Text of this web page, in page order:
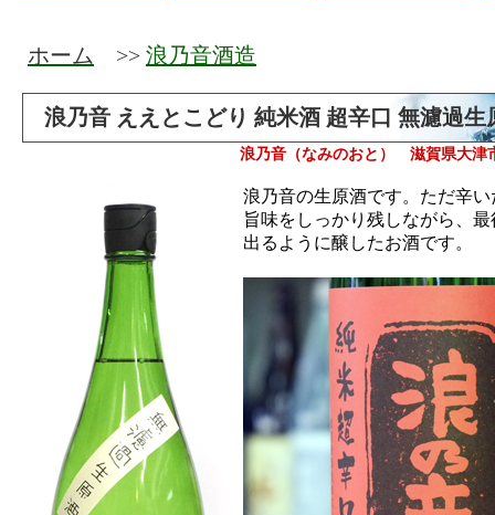
ホーム >> 浪乃音酒造
浪乃音 ええとこどり 純米酒 超辛口 無濾過生
浪乃音（なみのおと） 滋賀県大
浪乃音の生原酒です。ただ辛
旨味をしっかり残しながら、
出るように醸したお酒です。